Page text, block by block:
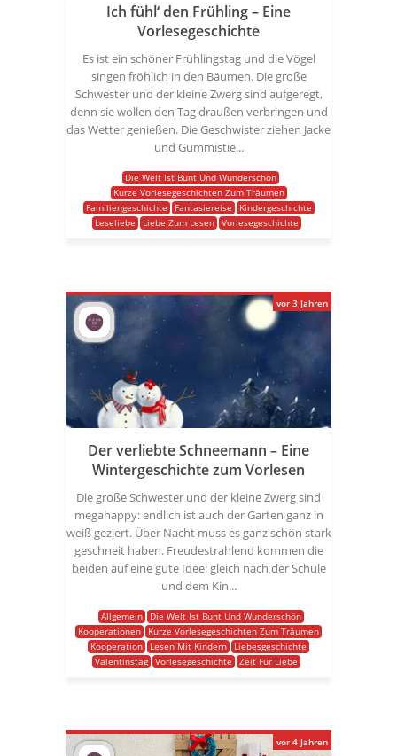
Ich fühl‘ den Frühling – Eine
Vorlesegeschichte
Es ist ein schöner Frühlingstag und die Vögel
singen fröhlich in den Bäumen. Die große
Schwester und der kleine Zwerg sind aufgeregt,
denn sie wollen den Tag draußen verbringen und
das Wetter genießen. Die Geschwister ziehen Jacke
und Gummistie...
Die Welt Ist Bunt Und Wunderschön
Kurze Vorlesegeschichten Zum Träumen
Familiengeschichte
Fantasiereise
Kindergeschichte
Leseliebe
Liebe Zum Lesen Vorlesegeschichte
Der verliebte Schneemann – Eine
Wintergeschichte zum Vorlesen
Die große Schwester und der kleine Zwerg sind
megahappy: endlich ist auch der Garten ganz in
weiß geziert. Über Nacht muss es ganz schön stark
geschneit haben. Freudestrahlend kommen die
beiden auf eine gute Idee: gleich nach der Schule
und dem Kin...
Allgemein
Die Welt Ist Bunt Und Wunderschön
Kooperationen
Kurze Vorlesegeschichten Zum Träumen
Kooperation
Lesen Mit Kindern
Liebesgeschichte
Valentinstag Vorlesegeschichte Zeit Für Liebe
vor 3 Jahren
vor 4 Jahren